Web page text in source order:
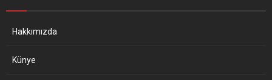
dahil birçok ihtiyacını...
Hakkımızda
Künye